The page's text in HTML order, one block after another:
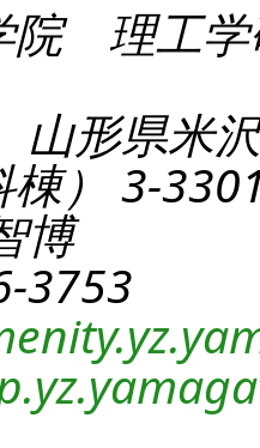
院 理工学
形県米
棟） 3-
博
3753